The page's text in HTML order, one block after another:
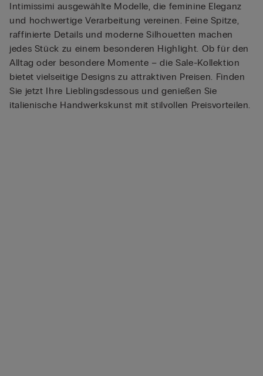
Intimissimi ausgewählte Modelle, die feminine Eleganz
und hochwertige Verarbeitung vereinen. Feine Spitze,
raffinierte Details und moderne Silhouetten machen
jedes Stück zu einem besonderen Highlight. Ob für den
Alltag oder besondere Momente – die Sale-Kollektion
bietet vielseitige Designs zu attraktiven Preisen. Finden
Sie jetzt Ihre Lieblingsdessous und genießen Sie
italienische Handwerkskunst mit stilvollen Preisvorteilen.